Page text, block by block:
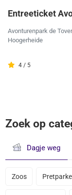
Entreeticket
Avonturenpark de
Hoogerheide
4 / 5
Zoek op
Dagje weg
Zoos